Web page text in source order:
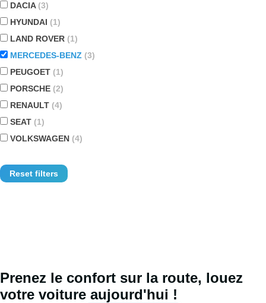
DACIA (3)
HYUNDAI (1)
LAND ROVER (1)
MERCEDES-BENZ (3)
PEUGOET (1)
PORSCHE (2)
RENAULT (4)
SEAT (1)
VOLKSWAGEN (4)
Reset filters
Prenez le confort sur la route, louez
votre voiture aujourd'hui !